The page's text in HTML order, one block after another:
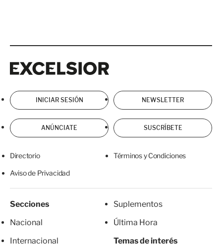
INICIAR SESIÓN NEWSLETTER
ANÚNCIATE SUSCRÍBETE
Directorio Términos y Condiciones
Aviso de Privacidad
Secciones
Nacional
Internacional
Suplementos
Última Hora
Temas de interés